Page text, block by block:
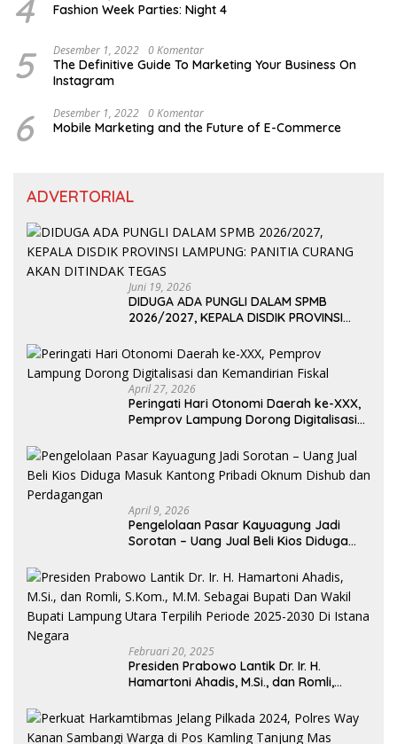
4 Fashion Week Parties: Night 4
5 Desember 1, 2022 0 Komentar
The Definitive Guide To Marketing Your Business On
Instagram
6 Desember 1, 2022 0 Komentar
Mobile Marketing and the Future of E-Commerce
ADVERTORIAL
Juni 19, 2026
DIDUGA ADA PUNGLI DALAM SPMB
2026/2027, KEPALA DISDIK PROVINSI
DITINDAK TEGAS
April 27, 2026
Peringati Hari Otonomi Daerah ke-XXX,
Pemprov Lampung Dorong Digitalisasi
April 9, 2026
Pengelolaan Pasar Kayuagung Jadi
Sorotan – Uang Jual Beli Kios Diduga
dan Perdagangan
Februari 20, 2025
Presiden Prabowo Lantik Dr. Ir. H.
Hamartoni Ahadis, M.Si., dan Romli,
Bupati Lampung Utara Terpilih Periode
2025-2030 Di Istana Negara